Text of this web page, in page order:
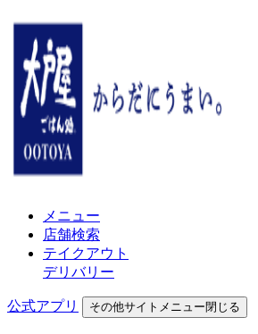
メニュー
店舗検索
テイクアウト
デリバリー
公式アプリ その他サイトメニュー閉じる